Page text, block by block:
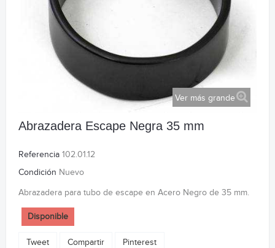
Ver más grande
Abrazadera Escape Negra 35 mm
Referencia 102.01.12
Condición Nuevo
Abrazadera para tubo de escape en Acero Negro de 35 mm.
Disponible
Tweet Compartir Pinterest